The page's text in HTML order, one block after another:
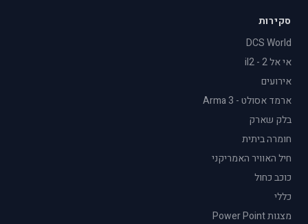
סקירות
DCS World
אי אל 2 - il2
אירועים
ארמד אסולט - Arma 3
בלק שארק
חומרה ביתית
חיל האוויר האמריקני
כוכב כחול
כללי
מצגות Power Point